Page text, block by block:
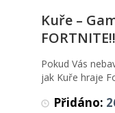
Kuře –
FORTNITE!!
Pokud Vás
jak Kuře hraje
Přidáno: